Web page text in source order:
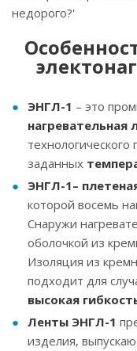
недорого?'
ЭНГЛ-1 – это
нагревательная
заданных
ЭНГЛ-1–
которой восемь
Снаружи
оболочкой из
Изоляция из
подходит для
высокая
Ленты ЭНГЛ-1
изделия,